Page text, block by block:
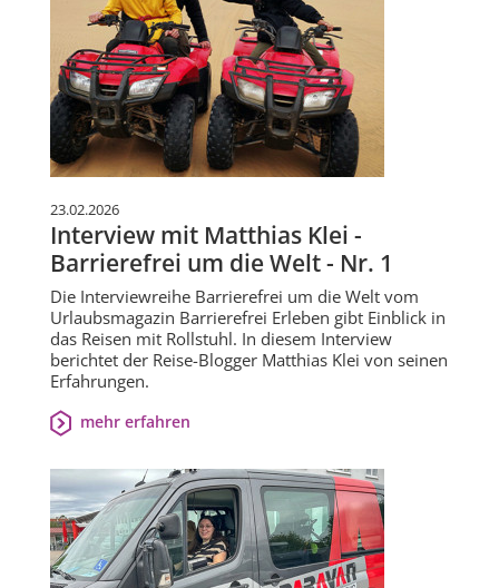
23.02.2026
Interview mit Matthias Klei -
Barrierefrei um die Welt - Nr. 1
Die Interviewreihe Barrierefrei um die Welt vom
Urlaubsmagazin Barrierefrei Erleben gibt Einblick in
das Reisen mit Rollstuhl. In diesem Interview
berichtet der Reise-Blogger Matthias Klei von seinen
Erfahrungen.
mehr erfahren